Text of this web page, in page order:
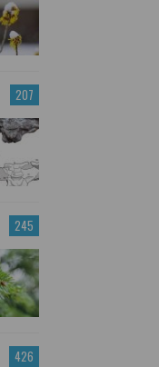
207
245
426